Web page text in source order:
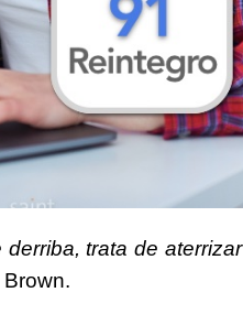
trata de aterrizar